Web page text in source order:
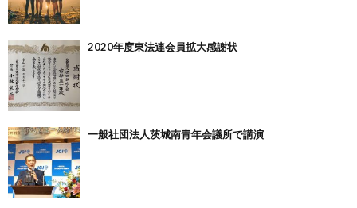
2020年度東法連会員拡大感謝状
一般社団法人茨城南青年会議所で講演